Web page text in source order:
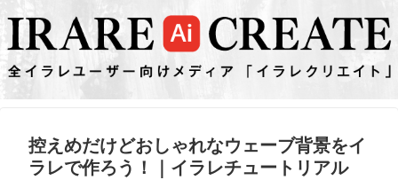
控えめだけどおしゃれなウェーブ背景をイ
ラレで作ろう！｜イラレチュートリアル